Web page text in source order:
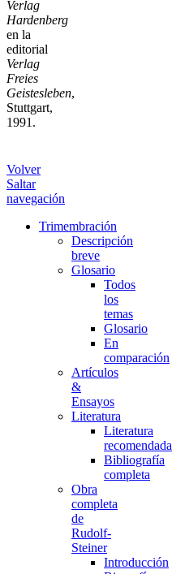
Verlag
Hardenberg
en la
editorial
Verlag
Freies
Geistesleben,
Stuttgart,
1991.
Volver
Saltar
navegación
Trimembración
Descripción
breve
Glosario
Todos
los
temas
Glosario
En
comparación
Artículos
&
Ensayos
Literatura
Literatura
recomendada
Bibliografía
completa
Obra
completa
de
Rudolf-
Steiner
Introducción